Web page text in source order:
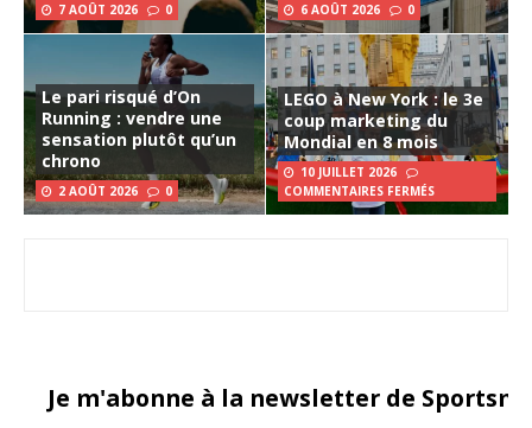
7 AOÛT 2026 0 6 AOÛT 2026 0
Le pari risqué d’On
Running : vendre une
sensation plutôt qu’un
chrono
2 AOÛT 2026 0
LEGO à New York : le 3e
coup marketing du
Mondial en 8 mois
10 JUILLET 2026
COMMENTAIRES FERMÉS
Je m'abonne à la newsletter de